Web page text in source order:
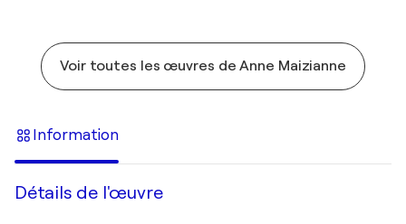
Voir toutes les œuvres de Anne Maizianne
Information
Détails de l'œuvre